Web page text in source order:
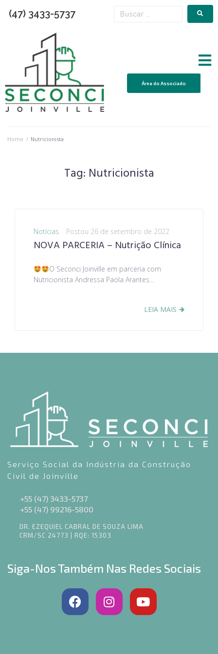
(47) 3433-5737
Área do Associado
Home / Nutricionista
Tag: Nutricionista
Notícias Postou 26 de setembro de 2022
NOVA PARCERIA – Nutrição Clínica
O Seconci Joinville em parceria com
Nutricionista Andressa Paola Arantes...
LEIA MAIS
Serviço Social da Indústria da Construção
Civil de Joinville
+55 (47) 3433-5737
+55 (47) 99216-5800
DR. EZEQUIEL CABRAL DE SOUZA LIMA
CRM/SC 24773 | RQE: 15303
Siga-Nos Também Nas Redes Sociais